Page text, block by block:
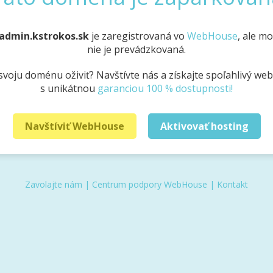
admin.kstrokos.skje zaregistrovaná vo WebHouse, ale
nie je prevádzkovaná.
doménu oživiť? Navštívte nás a získajte spoľahlivý
s unikátnou garanciou 100 % dostupnosti!
Navštíviť WebHouse Aktivovať hosting
Zavolajte nám | Centrum podpory WebHouse | Kontakt